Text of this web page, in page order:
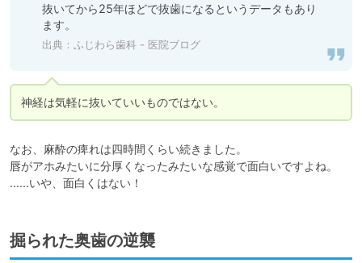
抜いてから25年ほどで抜歯になるというデータもあり
ます。
出典： ふじわら歯科 - 医院ブログ
神経は気軽に抜いていいものではない。
なお、麻酔の痺れは四時間くらい続きました。
唇がアホみたいに分厚くなったみたいな感覚で面白いですよね。
……いや、面白くはない！
掘られた奥歯の逆襲